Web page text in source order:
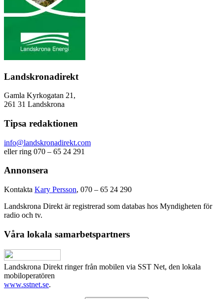
Landskronadirekt
Gamla Kyrkogatan 21,
261 31 Landskrona
Tipsa redaktionen
info@landskronadirekt.com
eller ring 070 – 65 24 291
Annonsera
Kontakta Kary Persson, 070 – 65 24 290
Landskrona Direkt är registrerad som databas hos Myndigheten för
radio och tv.
Våra lokala samarbetspartners
Landskrona Direkt ringer från mobilen via SST Net, den lokala
mobiloperatören
www.sstnet.se.